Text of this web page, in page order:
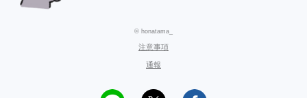
© honatama_
注意事項
通報